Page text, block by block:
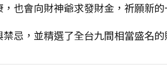
也會向財神爺求發財金，祈願新
忌，並精選了全台九間相當盛名